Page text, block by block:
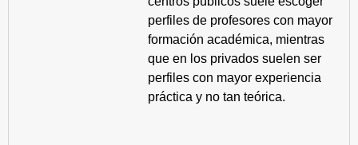
perfiles de profesores con mayor
formación académica, mientras
que en los privados suelen ser
perfiles con mayor experiencia
práctica y no tan teórica.